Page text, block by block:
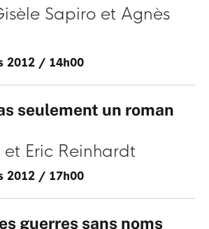
Sapiro
Agnès
2012 / 14h00
seulement un roman
Eric Reinhardt
2012 / 17h00
guerres sans noms